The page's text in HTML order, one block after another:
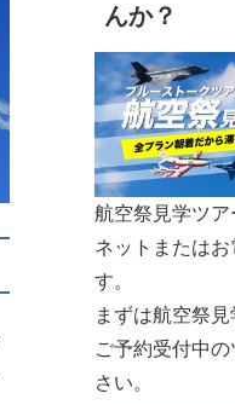
んか？
航空祭見学ツ
ネットまたは
す。
まずは航空祭
ご予約受付中
さい。